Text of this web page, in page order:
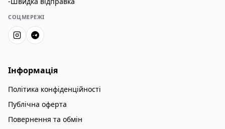
СОЦМЕРЕЖІ
Інформація
Політика конфіденційності
Публічна оферта
Повернення та обмін